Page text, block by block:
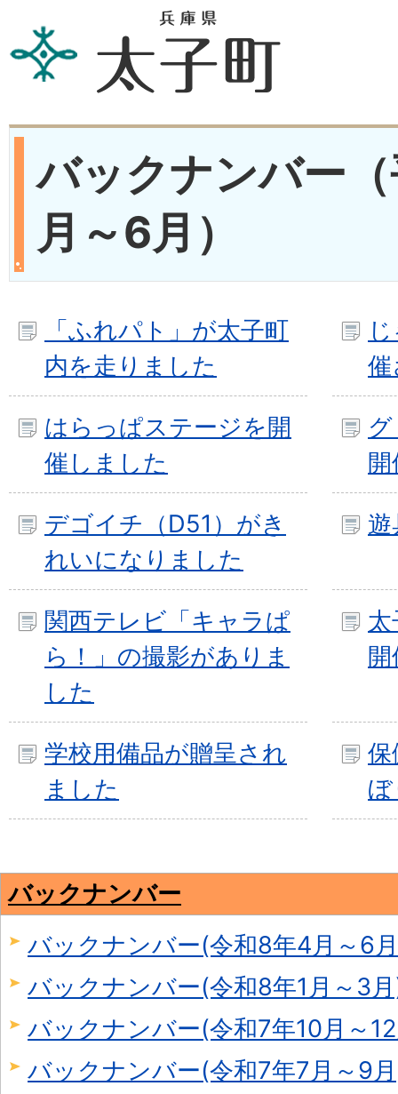
バックナンバー
月～6月）
「ふれパト」が太子町
内を走りました
はらっぱステージを開
催しました
デゴイチ（D51）がき
れいになりました
関西テレビ「キャラぱ
ら！」の撮影がありま
した
学校用備品が贈呈され
ました
保
バックナンバー
バックナンバー(令和8年4月～6
バックナンバー(令和8年1月～3
バックナンバー(令和7年10月～
バックナンバー(令和7年7月～9